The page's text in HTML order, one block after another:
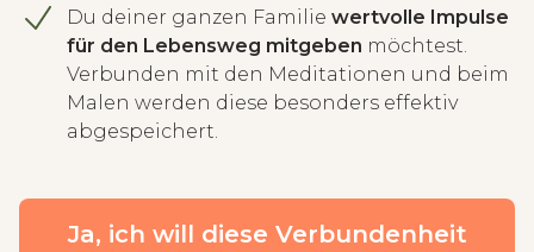
Du deiner ganzen Familie wertvolle Impulse
für den Lebensweg mitgeben möchtest.
Verbunden mit den Meditationen und beim
Malen werden diese besonders effektiv
abgespeichert.
Ja, ich will diese Verbundenheit